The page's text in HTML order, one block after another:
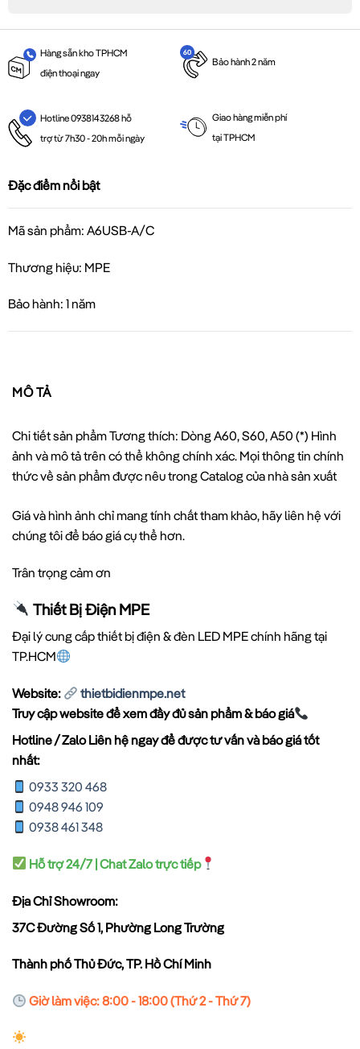
Hàng sẵn kho TPHCM
điện thoại ngay
Bảo hành 2 năm
Hotline 0938143268 hỗ
trợ từ 7h30 - 20h mỗi ngày
Giao hàng miễn phí
tại TPHCM
Đặc điểm nổi bật
Mã sản phẩm: A6USB-A/C
Thương hiệu: MPE
Bảo hành: 1 năm
MÔ TẢ
Chi tiết sản phẩm Tương thích: Dòng A60, S60, A50 (*) Hình
ảnh và mô tả trên có thể không chính xác. Mọi thông tin chính
thức về sản phẩm được nêu trong Catalog của nhà sản xuất
Giá và hình ảnh chỉ mang tính chất tham khảo, hãy liên hệ với
chúng tôi để báo giá cụ thể hơn.
Trân trọng cảm ơn
Thiết Bị Điện MPE
Đại lý cung cấp thiết bị điện & đèn LED MPE chính hãng tại
TP.HCM
Website:
thietbidienmpe.net
Truy cập website để xem đầy đủ sản phẩm & báo giá
Hotline / Zalo Liên hệ ngay để được tư vấn và báo giá tốt
nhất:
0933 320 468
0948 946 109
0938 461 348
Hỗ trợ 24/7 | Chat Zalo trực tiếp
Địa Chỉ Showroom:
37C Đường Số 1, Phường Long Trường
Thành phố Thủ Đức, TP. Hồ Chí Minh
Giờ làm việc: 8:00 - 18:00 (Thứ 2 - Thứ 7)